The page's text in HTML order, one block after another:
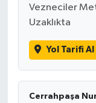
Vezneciler
Uzaklıkta
Yol Tarifi Al
Cerrahpaşa